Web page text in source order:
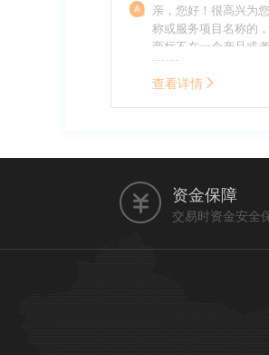
亲，您好！很高兴为
称或服务项目名称的
商标不在一个产品或
名称的。希望我的回答
查看详情
资金保障
交易时资金安全